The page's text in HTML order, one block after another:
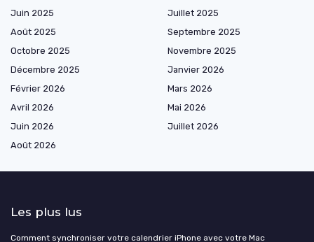
Juin 2025
Juillet 2025
Août 2025
Septembre 2025
Octobre 2025
Novembre 2025
Décembre 2025
Janvier 2026
Février 2026
Mars 2026
Avril 2026
Mai 2026
Juin 2026
Juillet 2026
Août 2026
Les plus lus
Comment synchroniser votre calendrier iPhone avec votre Mac